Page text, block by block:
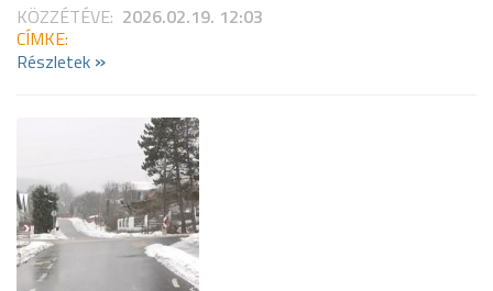
KÖZZÉTÉVE: 2026.02.19. 12:03
CÍMKE:
Részletek »